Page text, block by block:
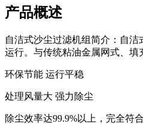
产品概述
自洁式沙尘过滤机组简介：自
运行。与传统粘油金属网式、填
环保节能 运行平稳
处理风量大 强力除尘
除尘效率达99.9%以上，完全符